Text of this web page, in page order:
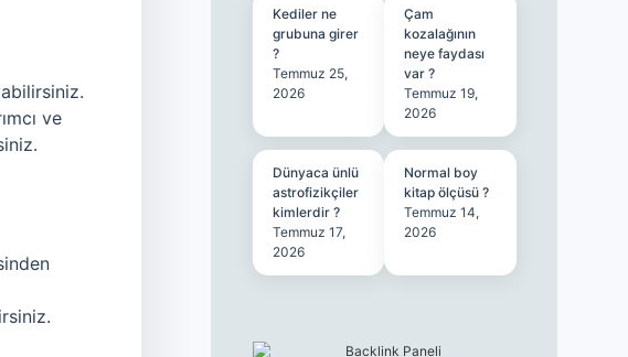
ve
Kediler ne
grubuna girer
?
Temmuz 25,
2026
Çam
kozalağının
neye faydası
var ?
Temmuz 19,
2026
Dünyaca ünlü
astrofizikçiler
kimlerdir ?
Temmuz 17,
2026
Normal boy
kitap ölçüsü ?
Temmuz 14,
2026